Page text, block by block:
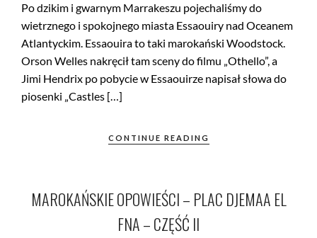
Po dzikim i gwarnym Marrakeszu pojechaliśmy do
wietrznego i spokojnego miasta Essaouiry nad Oceanem
Atlantyckim. Essaouira to taki marokański Woodstock.
Orson Welles nakręcił tam sceny do filmu „Othello”, a
Jimi Hendrix po pobycie w Essaouirze napisał słowa do
piosenki „Castles […]
CONTINUE READING
MAROKAŃSKIE OPOWIEŚCI – PLAC DJEMAA EL
FNA – CZĘŚĆ II